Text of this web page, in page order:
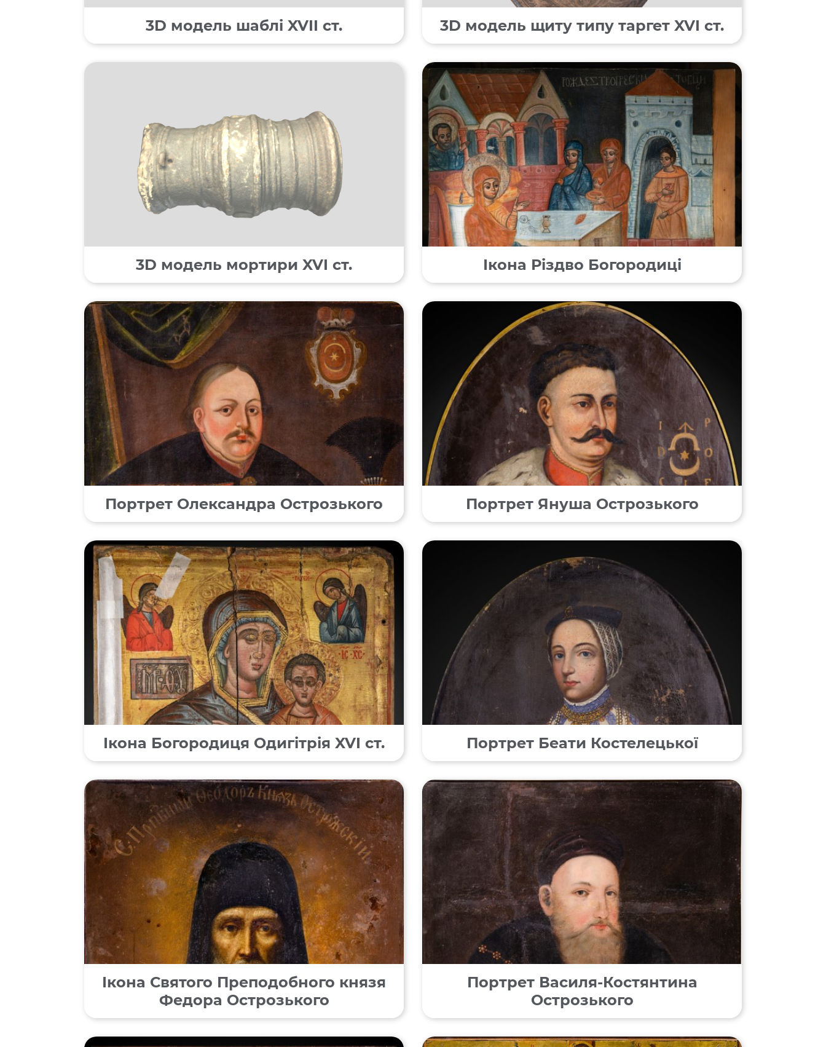
3D модель шаблі XVII ст. 3D модель щиту типу таргет XVI ст.
3D модель мортири XVI ст. Ікона Різдво Богородиці
Портрет Олександра Острозького Портрет Януша Острозького
Ікона Богородиця Одигітрія XVI ст. Портрет Беати Костелецької
Ікона Святого Преподобного князя
Федора Острозького
Портрет Василя-Костянтина
Острозького